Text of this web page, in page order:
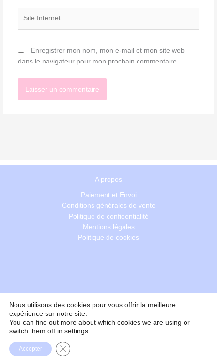
Enregistrer mon nom, mon e-mail et mon site web
dans le navigateur pour mon prochain commentaire.
A propos
Paiement et Envoi
Conditions générales de vente
Politique de confidentialité
Mentions légales
Politique de cookies
Recherche
Nous utilisons des cookies pour vous offrir la meilleure
expérience sur notre site.
You can find out more about which cookies we are using or
switch them off in settings
Accepter Fermer la bannière des cookies GDPR